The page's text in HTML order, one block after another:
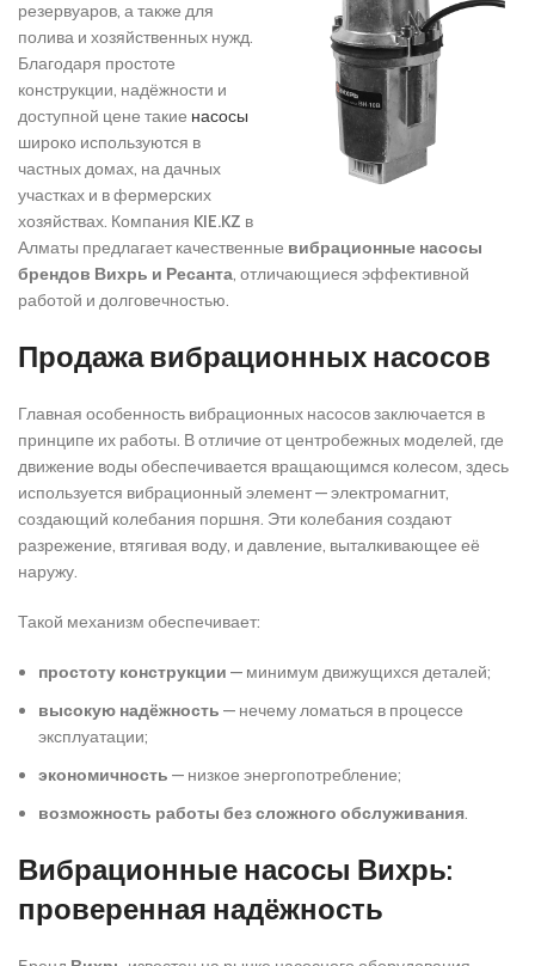
резервуаров, а также для
полива и хозяйственных нужд.
Благодаря простоте
конструкции, надёжности и
доступной цене такие насосы
широко используются в
частных домах, на дачных
участках и в фермерских
хозяйствах. Компания KIE.KZ в
Алматы предлагает качественные вибрационные насосы
брендов Вихрь и Ресанта, отличающиеся эффективной
работой и долговечностью.
Продажа вибрационных насосов
Главная особенность вибрационных насосов заключается в
принципе их работы. В отличие от центробежных моделей, где
движение воды обеспечивается вращающимся колесом, здесь
используется вибрационный элемент — электромагнит,
создающий колебания поршня. Эти колебания создают
разрежение, втягивая воду, и давление, выталкивающее её
наружу.
Такой механизм обеспечивает:
простоту конструкции — минимум движущихся деталей;
высокую надёжность — нечему ломаться в процессе
эксплуатации;
экономичность — низкое энергопотребление;
возможность работы без сложного обслуживания.
Вибрационные насосы Вихрь:
проверенная надёжность